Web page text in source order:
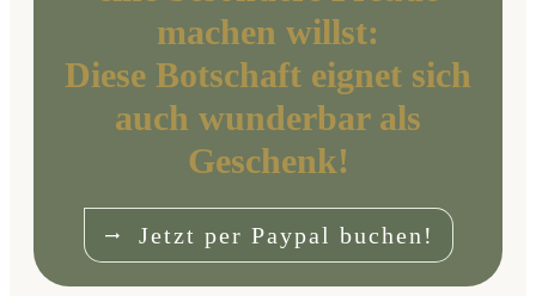
machen willst:
Diese Botschaft eignet sich
auch wunderbar als
Geschenk!
Jetzt per Paypal buchen!